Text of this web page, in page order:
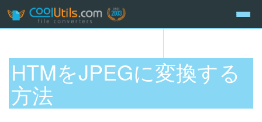
HTMをJPEGに変換する
方法